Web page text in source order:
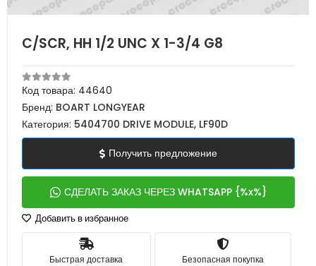
C/SCR, HH 1/2 UNC X 1-3/4 G8
Код товара: 44640
Бренд: BOART LONGYEAR
Категория: 5404700 DRIVE MODULE, LF90D
Получить предложение
СДЕЛАТЬ ЗАКАЗ ЧЕРЕЗ WHATSAPP {%x%}
Добавить в избранное
Быстрая доставка Безопасная покупка